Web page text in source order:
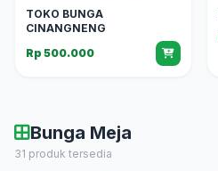
TOKO BUNGA
CINANGNENG
Rp 500.000
Bunga Meja
31 produk tersedia